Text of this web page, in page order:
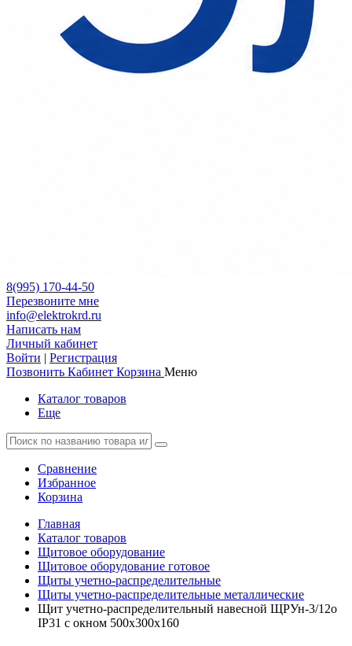
8(995) 170-44-50
Перезвоните мне
info@elektrokrd.ru
Написать нам
Личный кабинет
Войти | Регистрация
Позвонить Кабинет Корзина Меню
Каталог товаров
Еще
Сравнение
Избранное
Корзина
Главная
Каталог товаров
Щитовое оборудование
Щитовое оборудование готовое
Щиты учетно-распределительные
Щиты учетно-распределительные металлические
Щит учетно-распределительный навесной ЩРУн-3/12о
IP31 с окном 500х300х160